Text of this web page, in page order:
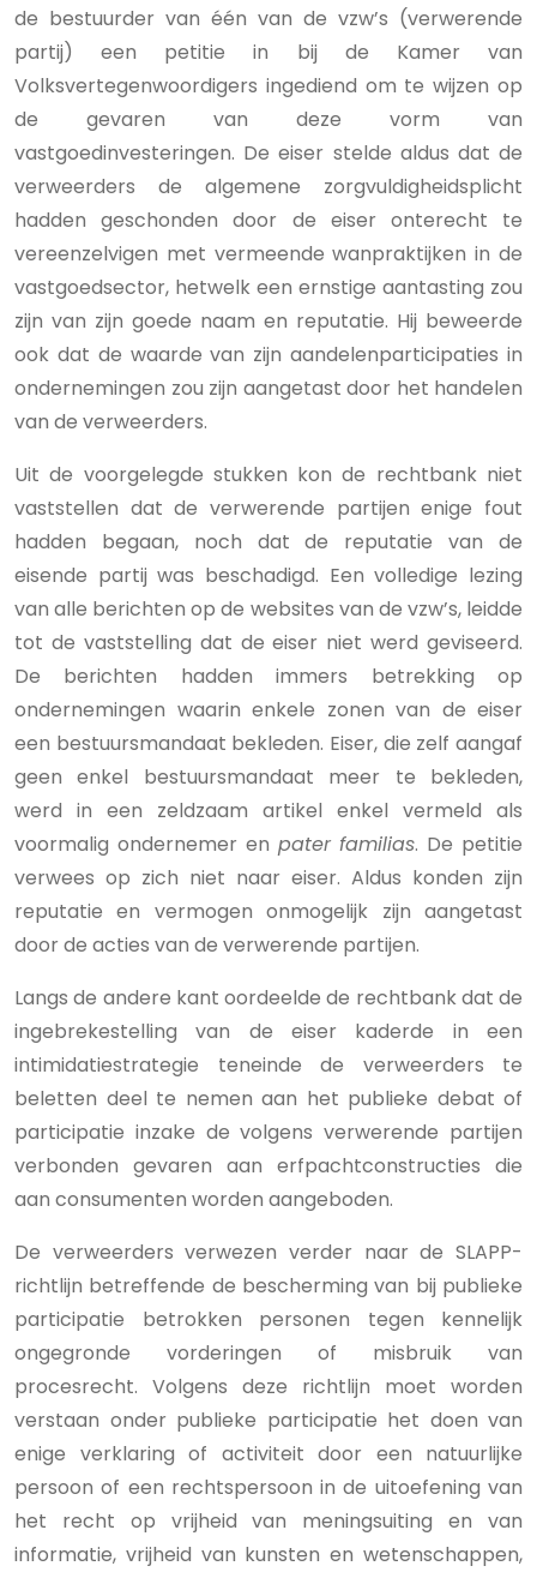
de bestuurder van één van de vzw’s (verwerende
partij) een petitie in bij de Kamer van
Volksvertegenwoordigers ingediend om te wijzen op
de gevaren van deze vorm van
vastgoedinvesteringen. De eiser stelde aldus dat de
verweerders de algemene zorgvuldigheidsplicht
hadden geschonden door de eiser onterecht te
vereenzelvigen met vermeende wanpraktijken in de
vastgoedsector, hetwelk een ernstige aantasting zou
zijn van zijn goede naam en reputatie. Hij beweerde
ook dat de waarde van zijn aandelenparticipaties in
ondernemingen zou zijn aangetast door het handelen
van de verweerders.
Uit de voorgelegde stukken kon de rechtbank niet
vaststellen dat de verwerende partijen enige fout
hadden begaan, noch dat de reputatie van de
eisende partij was beschadigd. Een volledige lezing
van alle berichten op de websites van de vzw’s, leidde
tot de vaststelling dat de eiser niet werd geviseerd.
De berichten hadden immers betrekking op
ondernemingen waarin enkele zonen van de eiser
een bestuursmandaat bekleden. Eiser, die zelf aangaf
geen enkel bestuursmandaat meer te bekleden,
werd in een zeldzaam artikel enkel vermeld als
voormalig ondernemer en pater familias. De petitie
verwees op zich niet naar eiser. Aldus konden zijn
reputatie en vermogen onmogelijk zijn aangetast
door de acties van de verwerende partijen.
Langs de andere kant oordeelde de rechtbank dat de
ingebrekestelling van de eiser kaderde in een
intimidatiestrategie teneinde de verweerders te
beletten deel te nemen aan het publieke debat of
participatie inzake de volgens verwerende partijen
verbonden gevaren aan erfpachtconstructies die
aan consumenten worden aangeboden.
De verweerders verwezen verder naar de SLAPP-
richtlijn betreffende de bescherming van bij publieke
participatie betrokken personen tegen kennelijk
ongegronde vorderingen of misbruik van
procesrecht. Volgens deze richtlijn moet worden
verstaan onder publieke participatie het doen van
enige verklaring of activiteit door een natuurlijke
persoon of een rechtspersoon in de uitoefening van
het recht op vrijheid van meningsuiting en van
informatie, vrijheid van kunsten en wetenschappen,